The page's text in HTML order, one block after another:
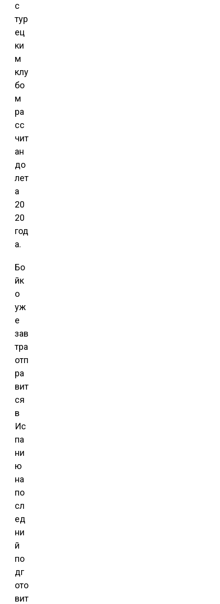
с
тур
ец
ки
м
клу
бо
м
ра
сс
чит
ан
до
лет
а
20
20
год
а.
Бо
йк
о
уж
е
зав
тра
отп
ра
вит
ся
в
Ис
па
ни
ю
на
по
сл
ед
ни
й
по
дг
ото
вит